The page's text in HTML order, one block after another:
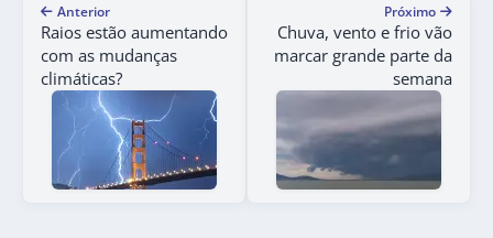
Anterior
Raios estão aumentando
com as mudanças
climáticas?
Próximo
Chuva, vento e frio vão
marcar grande parte da
semana